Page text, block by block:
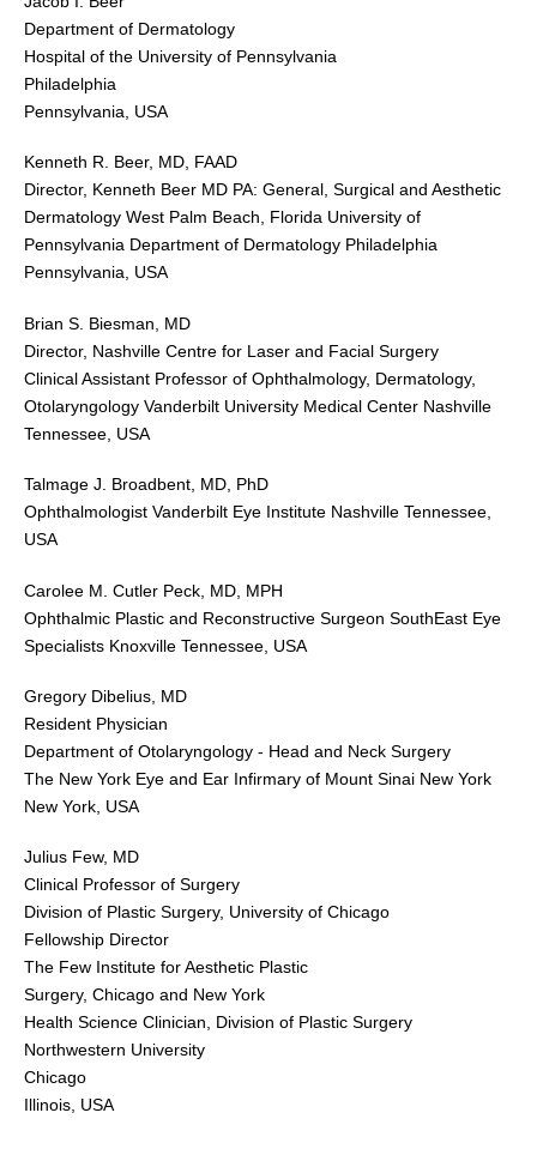
Department of Dermatology
Hospital of the University of Pennsylvania
Philadelphia
Pennsylvania, USA
Kenneth R. Beer, MD, FAAD
Director, Kenneth Beer MD PA: General, Surgical and Aesthetic
Dermatology West Palm Beach, Florida University of
Pennsylvania Department of Dermatology Philadelphia
Pennsylvania, USA
Brian S. Biesman, MD
Director, Nashville Centre for Laser and Facial Surgery
Clinical Assistant Professor of Ophthalmology, Dermatology,
Otolaryngology Vanderbilt University Medical Center Nashville
Tennessee, USA
Talmage J. Broadbent, MD, PhD
Ophthalmologist Vanderbilt Eye Institute Nashville Tennessee,
USA
Carolee M. Cutler Peck, MD, MPH
Ophthalmic Plastic and Reconstructive Surgeon SouthEast Eye
Specialists Knoxville Tennessee, USA
Gregory Dibelius, MD
Resident Physician
Department of Otolaryngology - Head and Neck Surgery
The New York Eye and Ear Infirmary of Mount Sinai New York
New York, USA
Julius Few, MD
Clinical Professor of Surgery
Division of Plastic Surgery, University of Chicago
Fellowship Director
The Few Institute for Aesthetic Plastic
Surgery, Chicago and New York
Health Science Clinician, Division of Plastic Surgery
Northwestern University
Chicago
Illinois, USA